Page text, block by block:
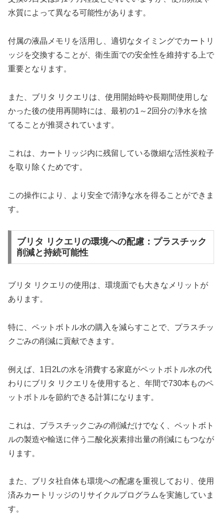
水質によって異なる可能性があります。
付属の液晶メモリを活用し、適切なタイミングでカートリ
ッジを交換することが、衛生面での安全性を維持する上で
重要となります。
また、ブリタ リクエリは、使用開始時や長期間使用しな
かった後の使用再開時には、最初の1～2回分の浄水を捨
てることが推奨されています。
これは、カートリッジ内に残留している微細な活性炭粒子
を取り除くためです。
この操作により、より安全で清浄な水を得ることができま
す。
ブリタ リクエリの環境への配慮：プラスチック
削減と持続可能性
ブリタ リクエリの使用は、環境面でも大きなメリットが
あります。
特に、ペットボトル水の購入を減らすことで、プラスチッ
クごみの削減に貢献できます。
例えば、1日2Lの水を消費する家庭がペットボトル水の代
わりにブリタ リクエリを使用すると、年間で730本ものペ
ットボトルを節約できる計算になります。
これは、プラスチックごみの削減だけでなく、ペットボト
ルの製造や輸送に伴う二酸化炭素排出量の削減にもつなが
ります。
また、ブリタ社自体も環境への配慮を重視しており、使用
済みカートリッジのリサイクルプログラムを実施していま
す。